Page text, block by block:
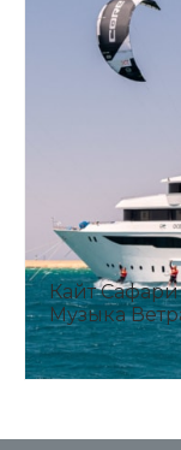
Кайт Сафари
Музыка